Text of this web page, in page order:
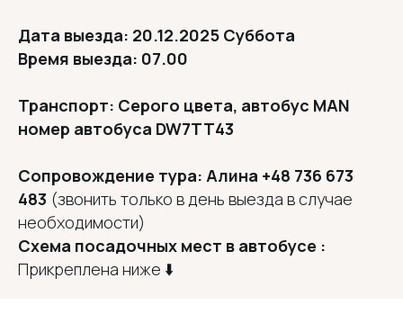
Дата выезда: 20.12.2025 Суббота
Время выезда: 07.00
Транспорт: Cерого цвета, автобус MAN
номер автобуса DW7TT43
Сопровождение тура: Алина +48 736 673
483 (звонить только в день выезда в случае
необходимости)
Схема посадочных мест в автобусе :
Прикреплена ниже ⬇️